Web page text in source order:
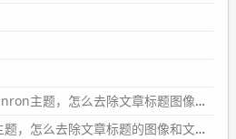
操作卡住的时候没办法主动取消
送或拉取，今天连提交都卡
你好，Z-Blog你这个mzDanron主题，怎么去除文章标题图像和文章摘要，仅显示标题，感谢回复！
你好，你mzDanron这个主题，怎么去除文章标题的图像和文章摘要！仅显示标题，感谢回复解决！